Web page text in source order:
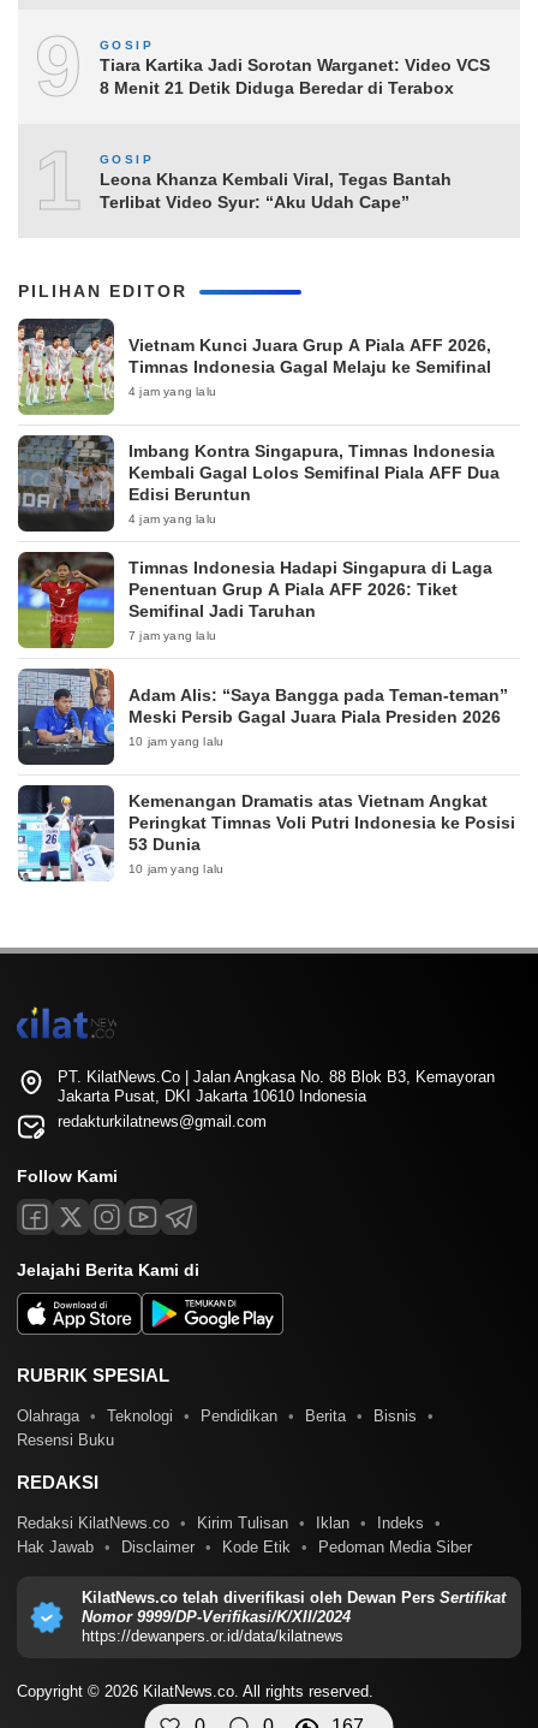
9 GOSIP
Tiara Kartika Jadi Sorotan Warganet: Video VCS
8 Menit 21 Detik Diduga Beredar di Terabox
10
GOSIP
Leona Khanza Kembali Viral, Tegas Bantah
Terlibat Video Syur: “Aku Udah Cape”
PILIHAN EDITOR
Vietnam Kunci Juara Grup A Piala AFF 2026,
Timnas Indonesia Gagal Melaju ke Semifinal
4 jam yang lalu
Imbang Kontra Singapura, Timnas Indonesia
Kembali Gagal Lolos Semifinal Piala AFF Dua
Edisi Beruntun
4 jam yang lalu
Timnas Indonesia Hadapi Singapura di Laga
Penentuan Grup A Piala AFF 2026: Tiket
Semifinal Jadi Taruhan
7 jam yang lalu
Adam Alis: “Saya Bangga pada Teman-teman”
Meski Persib Gagal Juara Piala Presiden 2026
10 jam yang lalu
Kemenangan Dramatis atas Vietnam Angkat
Peringkat Timnas Voli Putri Indonesia ke Posisi
53 Dunia
10 jam yang lalu
PT. KilatNews.Co | Jalan Angkasa No. 88 Blok B3, Kemayoran
Jakarta Pusat, DKI Jakarta 10610 Indonesia
redakturkilatnews@gmail.com
Follow Kami
Jelajahi Berita Kami di
RUBRIK SPESIAL
Olahraga Teknologi Pendidikan Berita
Bisnis
Resensi Buku
REDAKSI
Redaksi KilatNews.co Kirim Tulisan Iklan
Indeks
Hak Jawab
Disclaimer Kode Etik Pedoman Media Siber
KilatNews.co telah diverifikasi oleh Dewan Pers Sertifikat
Nomor 9999/DP-Verifikasi/K/XII/2024
https://dewanpers.or.id/data/kilatnews
Copyright © 2026 KilatNews.co. All rights reserved.